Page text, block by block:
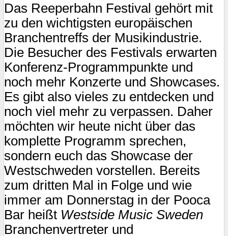
Das Reeperbahn Festival gehört mit
zu den wichtigsten europäischen
Branchentreffs der Musikindustrie.
Die Besucher des Festivals erwarten
Konferenz-Programmpunkte und
noch mehr Konzerte und Showcases.
Es gibt also vieles zu entdecken und
noch viel mehr zu verpassen. Daher
möchten wir heute nicht über das
komplette Programm sprechen,
sondern euch das Showcase der
Westschweden vorstellen. Bereits
zum dritten Mal in Folge und wie
immer am Donnerstag in der Pooca
Bar heißt Westside Music Sweden
Branchenvertreter und